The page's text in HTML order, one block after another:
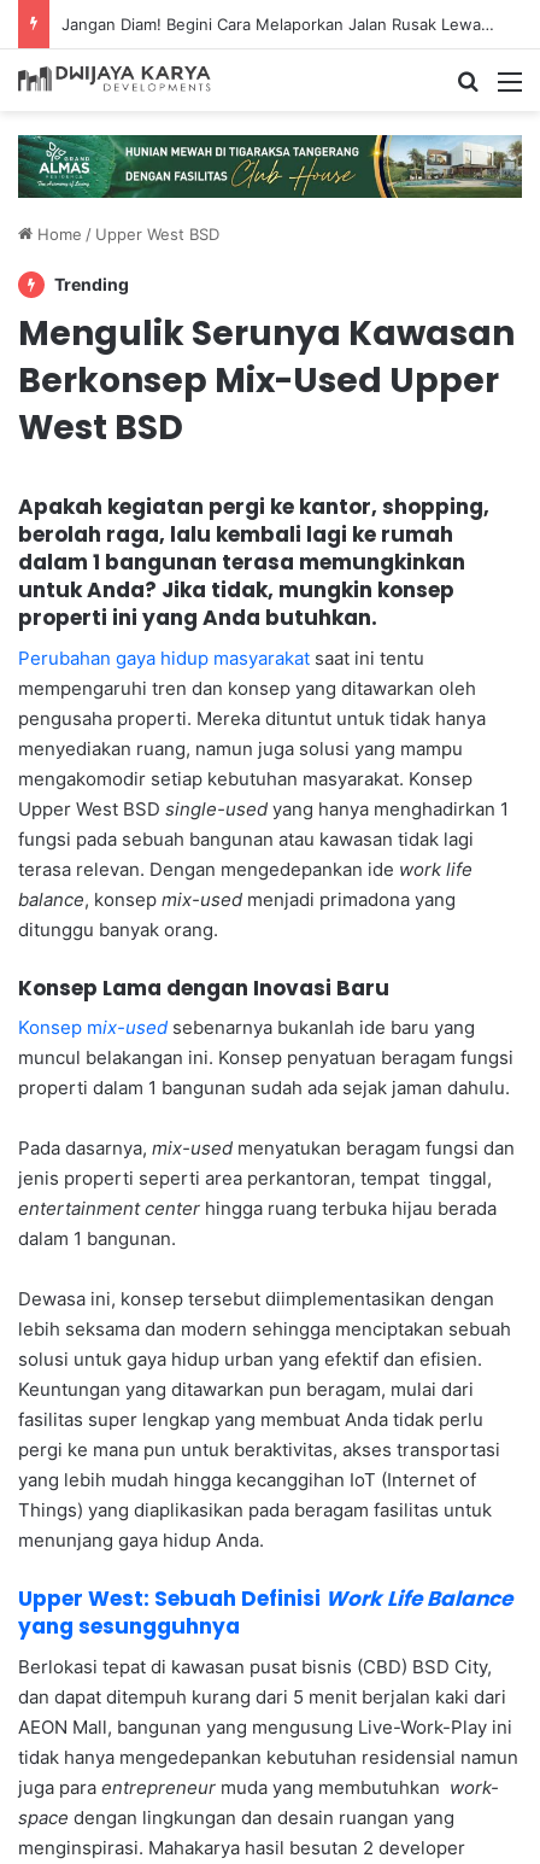
Jangan Diam! Begini Cara Melaporkan Jalan Rusak Lewat Aplikasi Ponsel
Home / Upper West BSD
Trending
Mengulik Serunya Kawasan
Berkonsep Mix-Used Upper
West BSD
Apakah kegiatan pergi ke kantor, shopping,
berolah raga, lalu kembali lagi ke rumah
dalam 1 bangunan terasa memungkinkan
untuk Anda? Jika tidak, mungkin konsep
properti ini yang Anda butuhkan.
Perubahan gaya hidup masyarakat saat ini tentu
mempengaruhi tren dan konsep yang ditawarkan oleh
pengusaha properti. Mereka dituntut untuk tidak hanya
menyediakan ruang, namun juga solusi yang mampu
mengakomodir setiap kebutuhan masyarakat. Konsep
Upper West BSD single-used yang hanya menghadirkan 1
fungsi pada sebuah bangunan atau kawasan tidak lagi
terasa relevan. Dengan mengedepankan ide work life
balance, konsep mix-used menjadi primadona yang
ditunggu banyak orang.
Konsep Lama dengan Inovasi Baru
Konsep mix-used sebenarnya bukanlah ide baru yang
muncul belakangan ini. Konsep penyatuan beragam fungsi
properti dalam 1 bangunan sudah ada sejak jaman dahulu.
Pada dasarnya, mix-used menyatukan beragam fungsi dan
jenis properti seperti area perkantoran, tempat tinggal,
entertainment center hingga ruang terbuka hijau berada
dalam 1 bangunan.
Dewasa ini, konsep tersebut diimplementasikan dengan
lebih seksama dan modern sehingga menciptakan sebuah
solusi untuk gaya hidup urban yang efektif dan efisien.
Keuntungan yang ditawarkan pun beragam, mulai dari
fasilitas super lengkap yang membuat Anda tidak perlu
pergi ke mana pun untuk beraktivitas, akses transportasi
yang lebih mudah hingga kecanggihan IoT (Internet of
Things) yang diaplikasikan pada beragam fasilitas untuk
menunjang gaya hidup Anda.
Upper West: Sebuah Definisi Work Life Balance
yang sesungguhnya
Berlokasi tepat di kawasan pusat bisnis (CBD) BSD City,
dan dapat ditempuh kurang dari 5 menit berjalan kaki dari
AEON Mall, bangunan yang mengusung Live-Work-Play ini
tidak hanya mengedepankan kebutuhan residensial namun
juga para entrepreneur muda yang membutuhkan work-
space dengan lingkungan dan desain ruangan yang
menginspirasi. Mahakarya hasil besutan 2 developer